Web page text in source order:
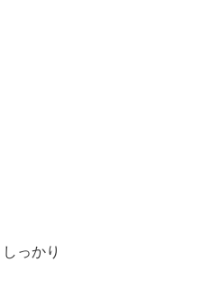
しっかり